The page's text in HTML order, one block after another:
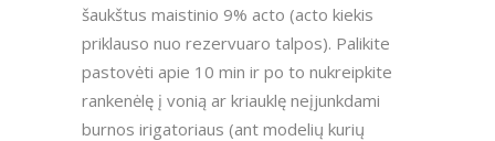
šaukštus maistinio 9% acto (acto kiekis
priklauso nuo rezervuaro talpos). Palikite
pastovėti apie 10 min ir po to nukreipkite
rankenėlę į vonią ar kriauklę neįjunkdami
burnos irigatoriaus (ant modelių kurių